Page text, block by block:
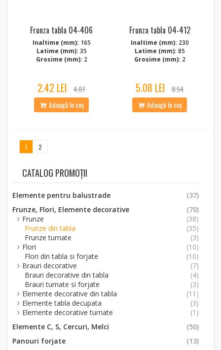
Frunza tabla 04‑406
Inaltime (mm): 165
Latime (mm): 35
Grosime (mm): 2
2.42 LEI 4.07
Adaugă în coș
Frunza tabla 04‑412
Inaltime (mm): 230
Latime (mm): 85
Grosime (mm): 2
5.08 LEI 8.54
Adaugă în coș
1 2
CATALOG PROMOȚII
Elemente pentru balustrade
(37)
Frunze, Flori, Elemente decorative
(70)
Frunze
(38)
Frunze din tabla
(35)
Frunze turnate
(3)
Flori
(10)
Flori din tabla si forjate
(10)
Brauri decorative
(7)
Brauri decorative din tabla
(4)
Brauri turnate si forjate
(3)
Elemente decorative din tabla
(11)
Elemente tabla decupata
(3)
Elemente decorative turnate
(1)
Elemente C, S, Cercuri, Melci
(50)
Panouri forjate
(13)